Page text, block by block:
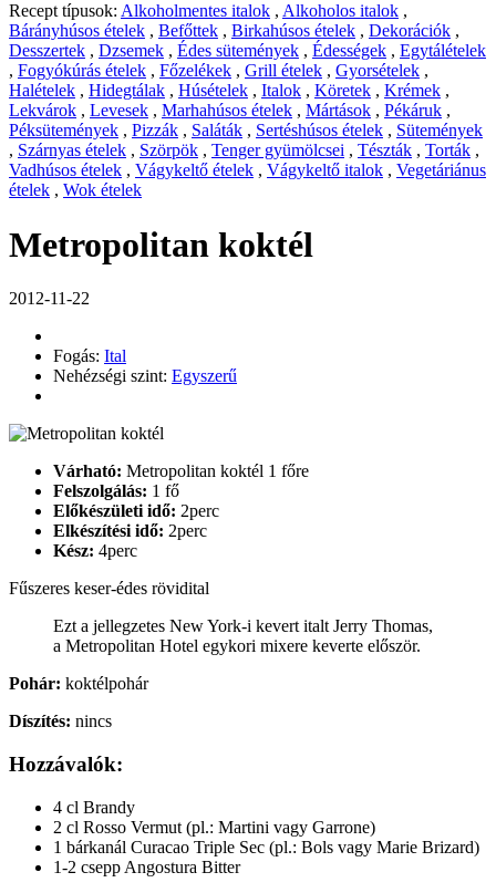
Recept típusok: Alkoholmentes italok , Alkoholos italok ,
Bárányhúsos ételek , Befőttek , Birkahúsos ételek , Dekorációk ,
Desszertek , Dzsemek , Édes sütemények , Édességek , Egytálételek
, Fogyókúrás ételek , Főzelékek , Grill ételek , Gyorsételek ,
Halételek , Hidegtálak , Húsételek , Italok , Köretek , Krémek ,
Lekvárok , Levesek , Marhahúsos ételek , Mártások , Pékáruk ,
Péksütemények , Pizzák , Saláták , Sertéshúsos ételek , Sütemények
, Szárnyas ételek , Szörpök , Tenger gyümölcsei , Tészták , Torták ,
Vadhúsos ételek , Vágykeltő ételek , Vágykeltő italok , Vegetáriánus
ételek , Wok ételek
Metropolitan koktél
2012-11-22
Fogás: Ital
Nehézségi szint: Egyszerű
Várható: Metropolitan koktél 1 főre
Felszolgálás: 1 fő
Előkészületi idő: 2perc
Elkészítési idő: 2perc
Kész: 4perc
Fűszeres keser-édes rövidital
Ezt a jellegzetes New York-i kevert italt Jerry Thomas,
a Metropolitan Hotel egykori mixere keverte először.
Pohár: koktélpohár
Díszítés: nincs
Hozzávalók:
4 cl Brandy
2 cl Rosso Vermut (pl.: Martini vagy Garrone)
1 bárkanál Curacao Triple Sec (pl.: Bols vagy Marie Brizard)
1-2 csepp Angostura Bitter